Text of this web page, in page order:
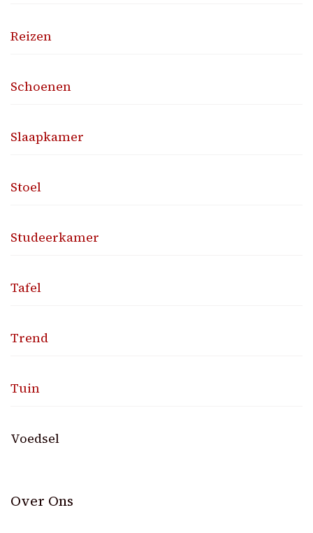
Reizen
Schoenen
Slaapkamer
Stoel
Studeerkamer
Tafel
Trend
Tuin
Voedsel
Over Ons